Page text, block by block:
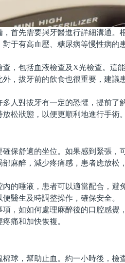
先需要與牙醫進行詳細溝通。
于有高血壓、糖尿病等慢性病的
包括血液檢查及X光檢查。這
，拔牙前的飲食也很重要，建議
對拔牙有一定的恐懼，提前了
松狀態，以便更順利地進行手術。
舒適的坐位。如果感到緊張，
麻醉，減少疼痛感，患者應放松
唾液，患者可以適當配合，避
醫生及時調整操作，確保安全。
如如何處理麻醉後的口腔感覺
痛和加快恢複。
，幫助止血。約一小時後，檢